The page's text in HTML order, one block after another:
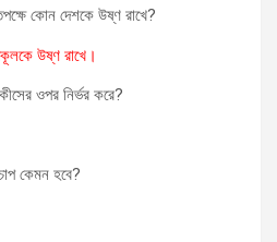
কোন দেশকে উষ্ণ রাখে?
উষ্ণ রাখে।
ওপর নির্ভর করে?
কেমন হবে?